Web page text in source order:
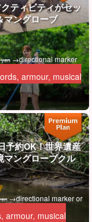
ティビティがセッ
マングローブ
→directional marker
armour, musical
予約OK！世界遺産
ングローブクル
→directional marker or
armour, musical